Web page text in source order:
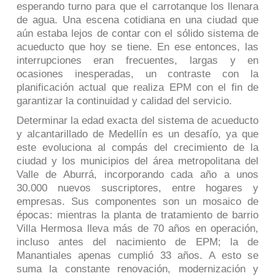
esperando turno para que el carrotanque los llenara
de agua. Una escena cotidiana en una ciudad que
aún estaba lejos de contar con el sólido sistema de
acueducto que hoy se tiene. En ese entonces, las
interrupciones eran frecuentes, largas y en
ocasiones inesperadas, un contraste con la
planificación actual que realiza EPM con el fin de
garantizar la continuidad y calidad del servicio.
Determinar la edad exacta del sistema de acueducto
y alcantarillado de Medellín es un desafío, ya que
este evoluciona al compás del crecimiento de la
ciudad y los municipios del área metropolitana del
Valle de Aburrá, incorporando cada año a unos
30.000 nuevos suscriptores, entre hogares y
empresas. Sus componentes son un mosaico de
épocas: mientras la planta de tratamiento de barrio
Villa Hermosa lleva más de 70 años en operación,
incluso antes del nacimiento de EPM; la de
Manantiales apenas cumplió 33 años. A esto se
suma la constante renovación, modernización y